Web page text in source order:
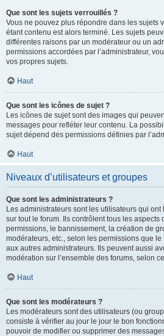
Que sont les sujets verrouillés ?
Vous ne pouvez plus répondre dans les sujets
étant contenu est alors terminé. Les sujets
différentes raisons par un modérateur ou un
permissions accordées par l’administrateur,
vos propres sujets.
Haut
Que sont les icônes de sujet ?
Les icônes de sujet sont des images qui
messages pour refléter leur contenu. La
sujet dépend des permissions définies par
Haut
Niveaux d’utilisateurs et groupes
Que sont les administrateurs ?
Les administrateurs sont les utilisateurs qui
sur tout le forum. Ils contrôlent tous les aspects
permissions, le bannissement, la création de
modérateurs, etc., selon les permissions que
aux autres administrateurs. Ils peuvent aussi
modération sur l’ensemble des forums, selon
Haut
Que sont les modérateurs ?
Les modérateurs sont des utilisateurs (ou
consiste à vérifier au jour le jour le bon
pouvoir de modifier ou supprimer des